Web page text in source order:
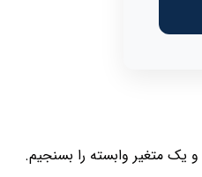
متغیر وابسته را بسنجیم.